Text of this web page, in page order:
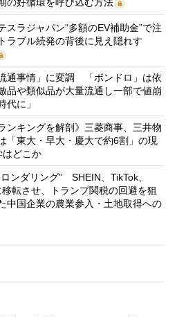
スラジャパン“多額のEV補助金”で注
ブル続発の背後に見え隠れす
通事情」に変調 「ボンドロ」は依
品や類似品が大量流通し一部で値崩
に」
ンキングを解剖》三菱商事、三井物
「東大・早大・慶大で約6割」の現
どこか
ンダリング” SHEIN、TikTok、
転させ、トランプ関税の回避を狙
国企業の農業参入・土地取得への